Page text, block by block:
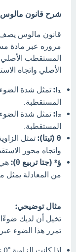
شرح قانون
قانون مالوس يصف
مروره عبر مادة
المستقطب الأصلي
الأصلي واتجاه
I₁: تمثل شدة
المستقطبة.
I₂: تمثل شدة
المستقطبة.
θ (ثيتا):
تمثل
واتجاه محور
ؤ² (جتا تربيع θ):
من المعادلة يمثل
مثال توضيحي:
تمرر هذا الضوء